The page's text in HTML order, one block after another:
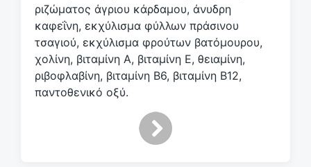
ριζώματος άγριου κάρδαμου, άνυδρη
καφεΐνη, εκχύλισμα φύλλων πράσινου
τσαγιού, εκχύλισμα φρούτων βατόμουρου,
χολίνη, βιταμίνη Α, βιταμίνη Ε, θειαμίνη,
ριβοφλαβίνη, βιταμίνη Β6, βιταμίνη Β12,
παντοθενικό οξύ.